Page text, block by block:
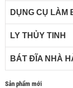
DỤNG CỤ LÀM
LY THỦY TINH
BÁT ĐĨA NHÀ
Sản phẩm mới